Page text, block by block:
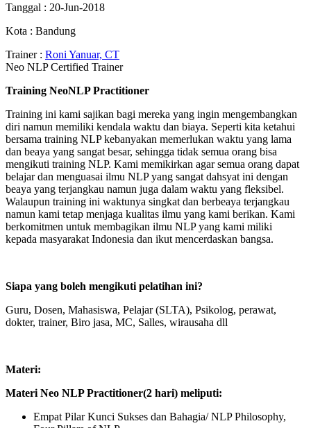
Tanggal : 20-Jun-2018
Kota : Bandung
Trainer : Roni Yanuar, CT
Neo NLP Certified Trainer
Training NeoNLP Practitioner
Training ini kami sajikan bagi mereka yang ingin mengembangkan
diri namun memiliki kendala waktu dan biaya. Seperti kita ketahui
bersama training NLP kebanyakan memerlukan waktu yang lama
dan beaya yang sangat besar, sehingga tidak semua orang bisa
mengikuti training NLP. Kami memikirkan agar semua orang dapat
belajar dan menguasai ilmu NLP yang sangat dahsyat ini dengan
beaya yang terjangkau namun juga dalam waktu yang fleksibel.
Walaupun training ini waktunya singkat dan berbeaya terjangkau
namun kami tetap menjaga kualitas ilmu yang kami berikan. Kami
berkomitmen untuk membagikan ilmu NLP yang kami miliki
kepada masyarakat Indonesia dan ikut mencerdaskan bangsa.
Siapa yang boleh mengikuti pelatihan ini?
Guru, Dosen, Mahasiswa, Pelajar (SLTA), Psikolog, perawat,
dokter, trainer, Biro jasa, MC, Salles, wirausaha dll
Materi:
Materi Neo NLP Practitioner(2 hari) meliputi:
Empat Pilar Kunci Sukses dan Bahagia/ NLP Philosophy,